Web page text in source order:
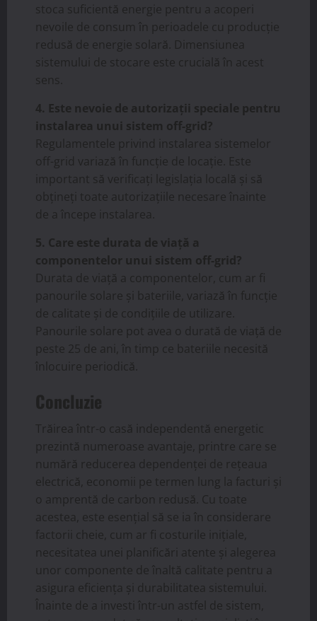
stoca suficientă energie pentru a acoperi
nevoile de consum în perioadele cu producție
redusă de energie solară. Dimensiunea
sistemului de stocare este crucială în acest
sens.
4. Este nevoie de autorizații speciale pentru
instalarea unui sistem off-grid?
Regulamentele privind instalarea sistemelor
off-grid variază în funcție de locație. Este
important să verificați legislația locală și să
obțineți toate autorizațiile necesare înainte
de a începe instalarea.
5. Care este durata de viață a
componentelor unui sistem off-grid?
Durata de viață a componentelor, cum ar fi
panourile solare și bateriile, variază în funcție
de calitate și de condițiile de utilizare.
Panourile solare pot avea o durată de viață de
peste 25 de ani, în timp ce bateriile necesită
înlocuire periodică.
Concluzie
Trăirea într-o casă independentă energetic
prezintă numeroase avantaje, printre care se
numără reducerea dependenței de rețeaua
electrică, economii pe termen lung la facturi și
o amprentă de carbon redusă. Cu toate
acestea, este esențial să se ia în considerare
factorii cheie, cum ar fi costurile inițiale,
necesitatea unei planificări atente și alegerea
unor componente de înaltă calitate pentru a
asigura eficiența și durabilitatea sistemului.
Înainte de a investi într-un astfel de sistem,